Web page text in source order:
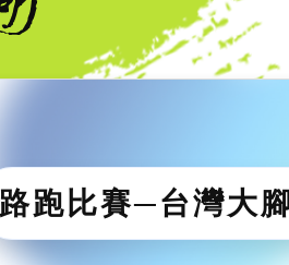
路跑比賽─台灣大